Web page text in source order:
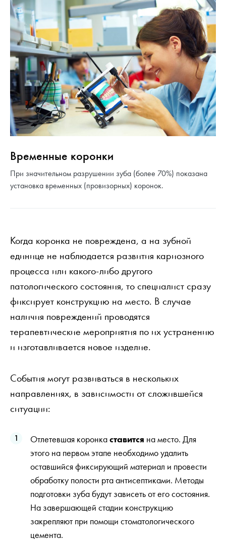
Временные коронки
При значительном разрушении зуба (более 70%) показана
установка временных (провизорных) коронок.
Когда коронка не повреждена, а на зубной
единице не наблюдается развития кариозного
процесса или какого-либо другого
патологического состояния, то специалист сразу
фиксирует конструкцию на место. В случае
наличия повреждений проводятся
терапевтические мероприятия по их устранению
и изготавливается новое изделие.
События могут развиваться в нескольких
направлениях, в зависимости от сложившейся
ситуации:
Отлетевшая коронкаставится на место. Для
этого на первом этапе необходимо удалить
оставшийся фиксирующий материал и провести
обработку полости рта антисептиками. Методы
подготовки зуба будут зависеть от его состояния.
На завершающей стадии конструкцию
закрепляют при помощи стоматологического
цемента.